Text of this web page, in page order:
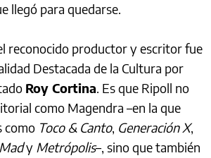
llegó para quedarse.
reconocido productor y escritor fue
Destacada de la Cultura por
Roy Cortina. Es que Ripoll no
como Magendra –en la que
como Toco & Canto, Generación X,
Mady Metrópolis–, sino que también